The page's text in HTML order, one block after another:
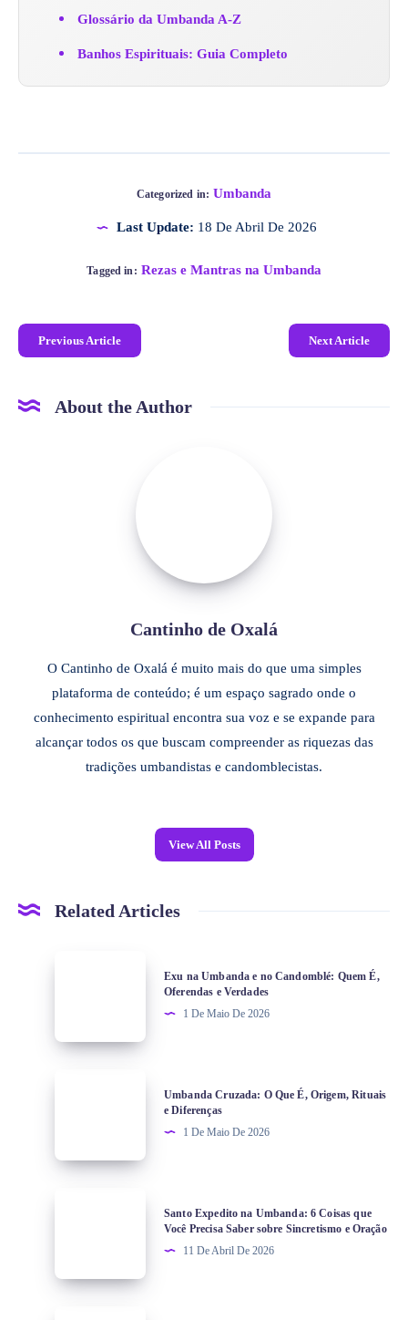
Glossário da Umbanda A-Z
Banhos Espirituais: Guia Completo
Categorized in: Umbanda
Last Update: 18 De Abril De 2026
Tagged in: Rezas e Mantras na Umbanda
Previous Article Next Article
About the Author
Cantinho de Oxalá
O Cantinho de Oxalá é muito mais do que uma simples
plataforma de conteúdo; é um espaço sagrado onde o
conhecimento espiritual encontra sua voz e se expande para
alcançar todos os que buscam compreender as riquezas das
tradições umbandistas e candomblecistas.
View All Posts
Related Articles
Exu na Umbanda e no Candomblé: Quem É,
Oferendas e Verdades
1 De Maio De 2026
Umbanda Cruzada: O Que É, Origem, Rituais
e Diferenças
1 De Maio De 2026
Santo Expedito na Umbanda: 6 Coisas que
Você Precisa Saber sobre Sincretismo e Oração
11 De Abril De 2026